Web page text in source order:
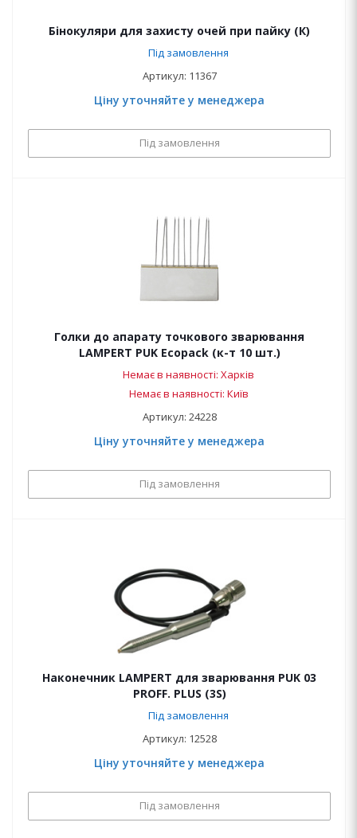
Бінокуляри для захисту очей при пайку (К)
Під замовлення
Артикул: 11367
Ціну уточняйте у менеджера
Під замовлення
Голки до апарату точкового зварювання
LAMPERT PUK Ecopack (к-т 10 шт.)
Немає в наявності: Харків
Немає в наявності: Київ
Артикул: 24228
Ціну уточняйте у менеджера
Під замовлення
Наконечник LAMPERT для зварювання PUK 03
PROFF. PLUS (3S)
Під замовлення
Артикул: 12528
Ціну уточняйте у менеджера
Під замовлення